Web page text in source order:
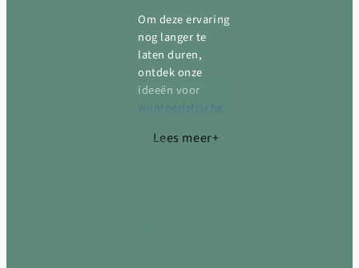
Lees meer
Om deze ervaring
nog langer te
laten duren,
ontdek onze
ideeën voor
wijntoeristische
complete